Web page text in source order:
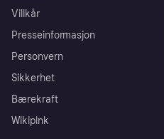
Villkår
Presseinformasjon
Personvern
Sikkerhet
Bærekraft
Wikipink